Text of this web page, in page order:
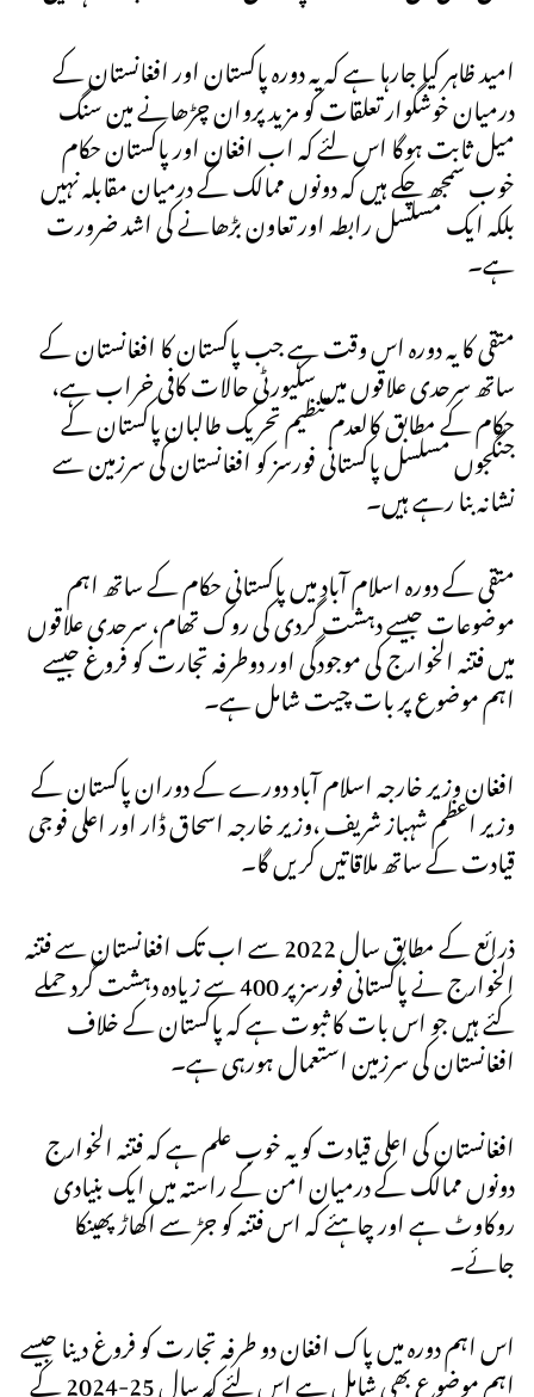
امید ظاہر کیا جارہا ہے کہ یہ دورہ پاکستان اور افغانستان کے
درمیان خوشگوار تعلقات کو مزید پروان چڑھانے مین سنگ
میل ثابت ہوگا اس لئے کہ اب افغان اور پاکستان حکام
خوب سمجھ چکے ہیں کہ دونوں ممالک کے درمیان مقابلہ نہیں
بلکہ ایک مسلسل رابطہ اور تعاون بڑھانے کی اشد ضرورت
ہے۔
متقی کا یہ دورہ اس وقت ہے جب پاکستان کا افغانستان کے
ساتھ سرحدی علاقوں میں سکیورٹی حالات کافی خراب ہے،
حکام کے مطابق کالعدم تنظیم تحریک طالبان پاکستان کے
جنگجوں مسلسل پاکستانی فورسز کو افغانستان کی سرزمین سے
نشانہ بنا رہے ہیں۔
متقی کے دورہ اسلام آباد میں پاکستانی حکام کے ساتھ اہم
موضوعات جیسے دہشت گردی کی روک تھام، سرحدی علاقوں
میں فتنہ الخوارج کی موجودگی اور دوطرفہ تجارت کو فروغ جیسے
اہم موضوع پر بات چیت شامل ہے۔
افغان وزیر خارجہ اسلام آباد دورے کے دوران پاکستان کے
وزیر اعظم شہباز شریف ،وزیر خارجہ اسحاق ڈار اور اعلی فوجی
قیادت کے ساتھ ملاقاتیں کریں گا۔
ذرائع کے مطابق سال 2022 سے اب تک افغانستان سے فتنہ
الخوارج نے پاکستانی فورسز پر 400 سے زیادہ دہشت گرد حملے
کئے ہیں جو اس بات کا ثبوت ہے کہ پاکستان کے خلاف
افغانستان کی سرزمین استعمال ہورہی ہے۔
افغانستان کی اعلی قیادت کو یہ خوب علم ہے کہ فتنہ الخوارج
دونوں ممالک کے درمیان امن کے راستہ میں ایک بنیادی
روکاوٹ ہے اور چاہئے کہ اس فتنہ کو جڑ سے اکھاڑ پھینکا
جائے۔
اس اہم دورہ میں پاک افغان دو طرفہ تجارت کو فروغ دینا جیسے
اہم موضوع بھی شامل ہے اس لئے کہ سال 25-2024 کے